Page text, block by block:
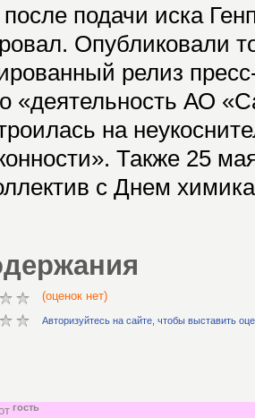
подачи иска
Опубликовали
релиз
«деятельность АО
на
Также 25
с Днем
(оценок нет)
Авторизуйтесь на сайте, чтобы выставить
гость